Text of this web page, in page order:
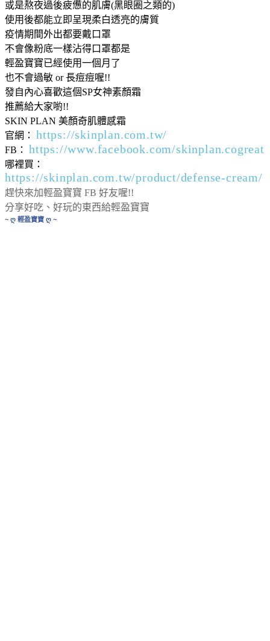
或是熬夜過後疲憊的肌膚(黑眼圈之類的)
使用後都能立即呈現柔白透亮的膚質
疫情期間外出都要戴口罩
不會像粉底一樣沾得口罩都是
輕盈寶寶已經使用一個月了
也不會過敏 or 長痘痘喔!!
發自內心喜歡這個SP女神素顏霜
推薦給大家喲!!
SKIN PLAN 美顏奇肌體感霜
官網： https://skinplan.com.tw/
FB： https://www.facebook.com/skinplan.cogreat
哪裡買：
https://skinplan.com.tw/product/defense-cream/
趕快來加輕盈寶寶 FB 好友喔!!
分享好吃、好玩的東西給輕盈寶寶
~ ღ 輕盈寶寶 ღ ~